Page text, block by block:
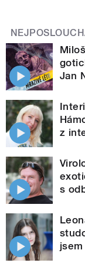
Jan
z
s